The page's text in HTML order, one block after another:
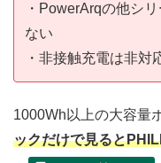
・PowerArqの他シ
ない
・非接触充電は非対
1000Wh以上の大容量
ックだけで見ると